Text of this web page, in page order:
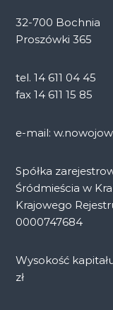
32-700 Bochnia
Proszówki 365
tel. 14 611 04 45
fax 14 611 15 85
e-mail:
Spółka
Śródmieścia w
Krajowego
0000747684
Wysokość
zł